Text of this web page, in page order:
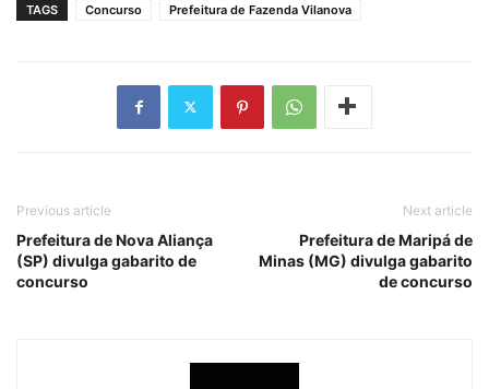
TAGS Concurso Prefeitura de Fazenda Vilanova
Previous article
Prefeitura de Nova Aliança
(SP) divulga gabarito de
concurso
Next article
Prefeitura de Maripá de
Minas (MG) divulga gabarito
de concurso